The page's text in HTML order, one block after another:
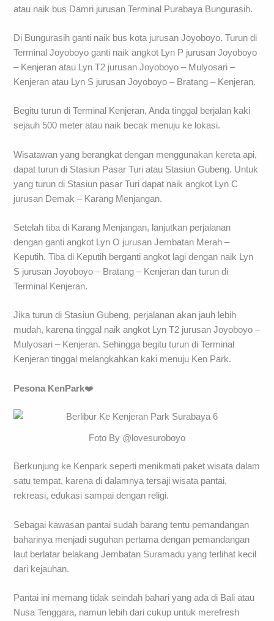
atau naik bus Damri jurusan Terminal Purabaya Bungurasih.
Di Bungurasih ganti naik bus kota jurusan Joyoboyo. Turun di
Terminal Joyoboyo ganti naik angkot Lyn P jurusan Joyoboyo
– Kenjeran atau Lyn T2 jurusan Joyoboyo – Mulyosari –
Kenjeran atau Lyn S jurusan Joyoboyo – Bratang – Kenjeran.
Begitu turun di Terminal Kenjeran, Anda tinggal berjalan kaki
sejauh 500 meter atau naik becak menuju ke lokasi.
Wisatawan yang berangkat dengan menggunakan kereta api,
dapat turun di Stasiun Pasar Turi atau Stasiun Gubeng. Untuk
yang turun di Stasiun pasar Turi dapat naik angkot Lyn C
jurusan Demak – Karang Menjangan.
Setelah tiba di Karang Menjangan, lanjutkan perjalanan
dengan ganti angkot Lyn O jurusan Jembatan Merah –
Keputih. Tiba di Keputih berganti angkot lagi dengan naik Lyn
S jurusan Joyoboyo – Bratang – Kenjeran dan turun di
Terminal Kenjeran.
Jika turun di Stasiun Gubeng, perjalanan akan jauh lebih
mudah, karena tinggal naik angkot Lyn T2 jurusan Joyoboyo –
Mulyosari – Kenjeran. Sehingga begitu turun di Terminal
Kenjeran tinggal melangkahkan kaki menuju Ken Park.
Pesona KenPark❤️
Foto By @lovesuroboyo
Berkunjung ke Kenpark seperti menikmati paket wisata dalam
satu tempat, karena di dalamnya tersaji wisata pantai,
rekreasi, edukasi sampai dengan religi.
Sebagai kawasan pantai sudah barang tentu pemandangan
baharinya menjadi suguhan pertama dengan pemandangan
laut berlatar belakang Jembatan Suramadu yang terlihat kecil
dari kejauhan.
Pantai ini memang tidak seindah bahari yang ada di Bali atau
Nusa Tenggara, namun lebih dari cukup untuk merefresh